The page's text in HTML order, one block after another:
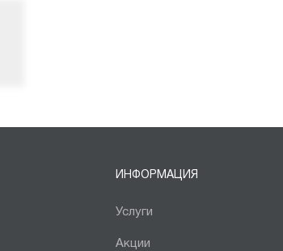
ИНФОРМАЦИЯ
Услуги
Акции